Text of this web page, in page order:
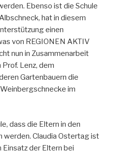
Ebenso ist die Schule
hat in diesem
einen
von REGIONEN AKTIV
nun in Zusammenarbeit
Lenz, dem
Gartenbauern die
im
dass die Eltern in den
Claudia Ostertag ist
der Eltern bei